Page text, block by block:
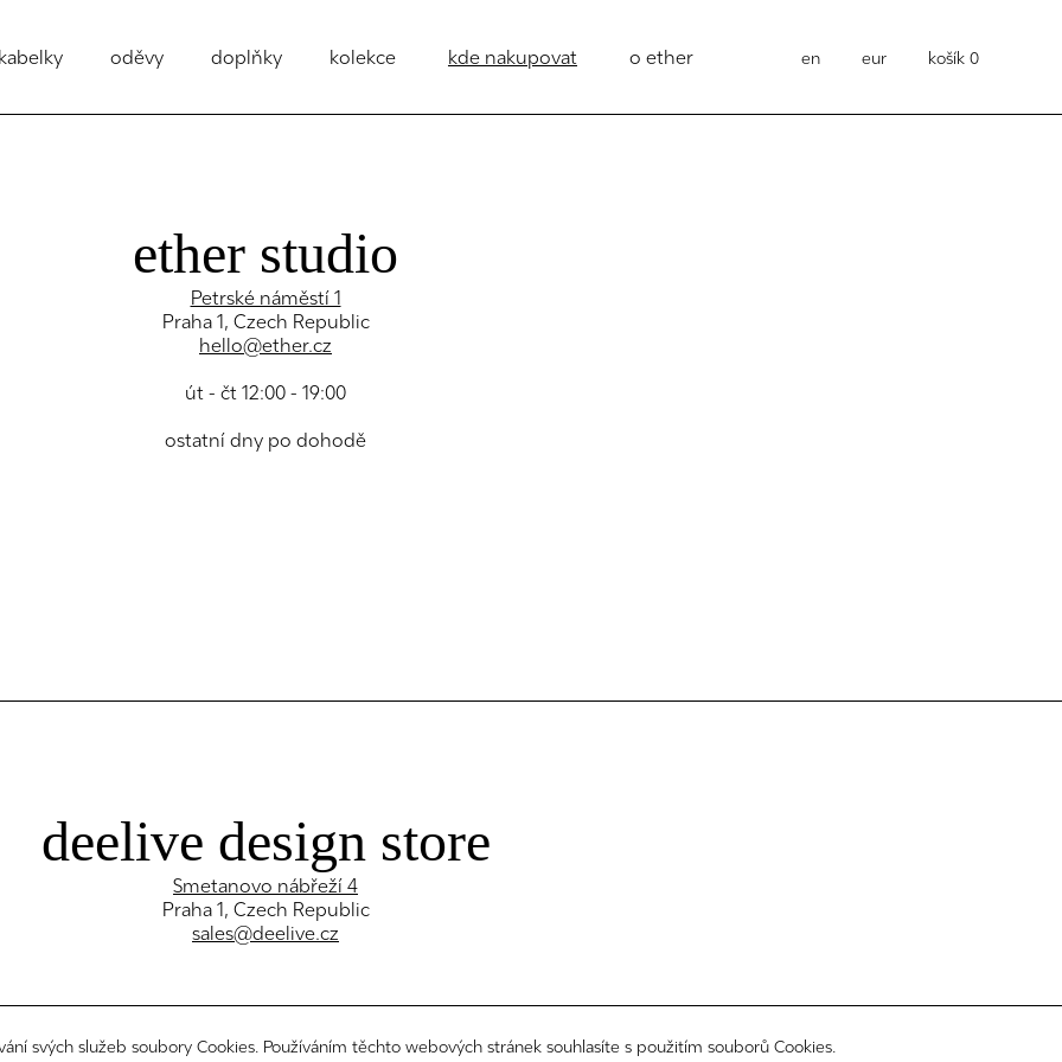
kabelky oděvy doplňky kolekce kde nakupovat o ether en eur košík 0
ether studio
Petrské náměstí 1
Praha 1, Czech Republic
hello@ether.cz
út - čt 12:00 - 19:00
ostatní dny po dohodě
deelive design store
Smetanovo nábřeží 4
Praha 1, Czech Republic
sales@deelive.cz
svých služeb soubory Cookies. Používáním těchto webových stránek souhlasíte s použitím souborů Cookies.